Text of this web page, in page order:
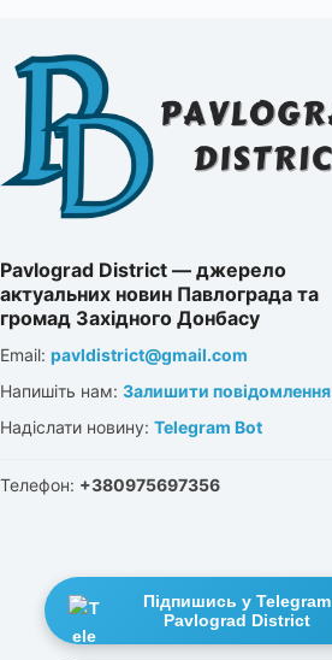
Pavlograd District — джерело
актуальних новин Павлограда та
громад Західного Донбасу
Email: pavldistrict@gmail.com
Напишіть нам: Залишити повідомлення
Надіслати новину: Telegram Bot
Телефон: +380975697356
Підпишись у Telegram
Pavlograd District